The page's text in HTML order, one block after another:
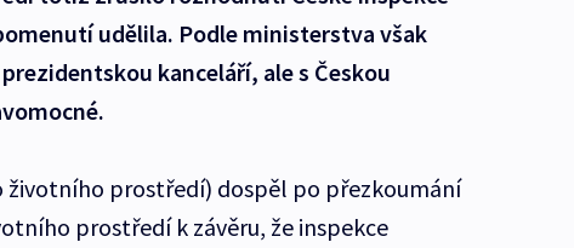
udělila. Podle ministerstva však
kanceláří, ale s Českou
životního prostředí) dospěl po přezkoumání
prostředí k závěru, že inspekce